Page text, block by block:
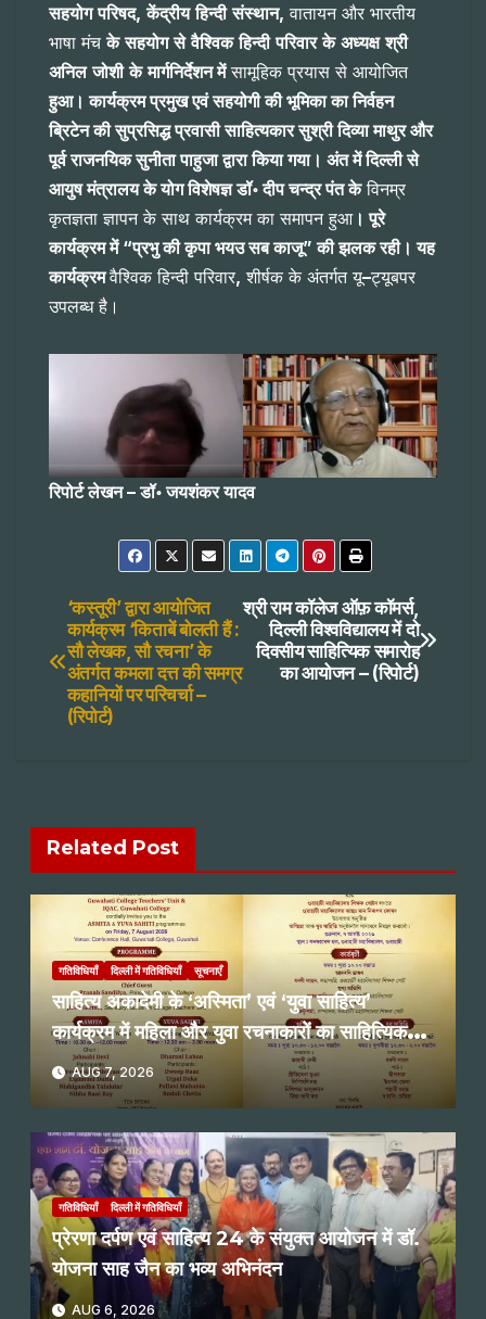
सहयोग परिषद, केंद्रीय हिन्दी संस्थान, वातायन और भारतीय
भाषा मंचके सहयोग से वैश्विक हिन्दी परिवार के अध्यक्ष श्री
अनिल जोशी के मार्गनिर्देशन मेंसामूहिक प्रयास से आयोजित
हुआ। कार्यक्रम प्रमुख एवं सहयोगी की भूमिका का निर्वहन
ब्रिटेन की सुप्रसिद्ध प्रवासी साहित्यकार सुश्री दिव्या माथुर और
पूर्व राजनयिक सुनीता पाहुजा द्वारा किया गया। अंत में दिल्ली से
आयुष मंत्रालय के योग विशेषज्ञ डॉ॰ दीप चन्द्र पंत केविनम्र
कृतज्ञता ज्ञापन के साथ कार्यक्रम का समापन हुआ। पूरे
कार्यक्रम में “प्रभु की कृपा भयउ सब काजू” की झलक रही। यह
कार्यक्रमवैश्विक हिन्दी परिवार, शीर्षक के अंतर्गत यू–ट्यूबपर
उपलब्ध है।
रिपोर्ट लेखन – डॉ॰ जयशंकर यादव
Post
navigation
श्री राम कॉलेज ऑफ़ कॉमर्स,
दिल्ली विश्वविद्यालय में दो
दिवसीय साहित्यिक समारोह
का आयोजन – (रिपोर्ट)
‘कस्तूरी’ द्वारा आयोजित
कार्यक्रम ‘किताबें बोलती हैं :
सौ लेखक, सौ रचना’ के
अंतर्गत कमला दत्त की समग्र
कहानियों पर परिचर्चा –
(रिपोर्ट)
Related Post
गतिविधियाँ दिल्ली में गतिविधियाँ सूचनाएँ
साहित्य अकादेमी के ‘अस्मिता’ एवं ‘युवा साहित्य’
कार्यक्रम में महिला और युवा रचनाकारों का साहित्यिक
पाठAUG 7, 2026
गतिविधियाँ दिल्ली में गतिविधियाँ
प्रेरणा दर्पण एवं साहित्य 24 के संयुक्त आयोजन में डॉ.
योजना साह जैन का भव्य अभिनंदन
AUG 6, 2026